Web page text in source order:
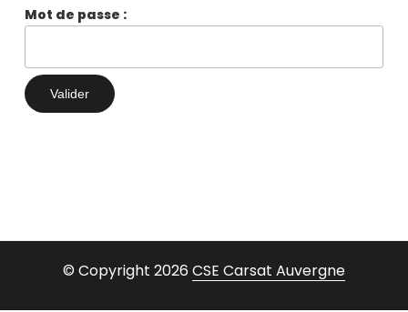
Mot de passe :
© Copyright 2026 CSE Carsat Auvergne